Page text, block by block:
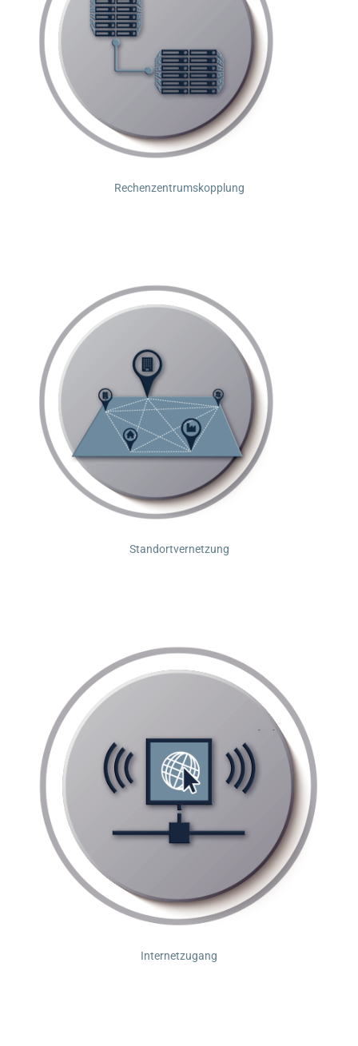
Rechenzentrumskopplung
Standortvernetzung
Internetzugang